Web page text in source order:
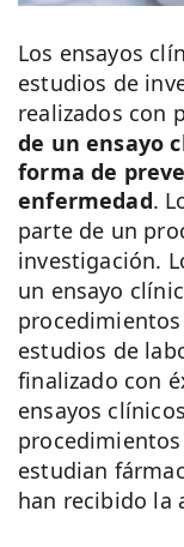
Los ensayos
estudios de
realizados con
de un ensayo
forma de
enfermedad.
parte de un
investigación.
un ensayo
estudios de
finalizado con
ensayos
estudian
han recibido la